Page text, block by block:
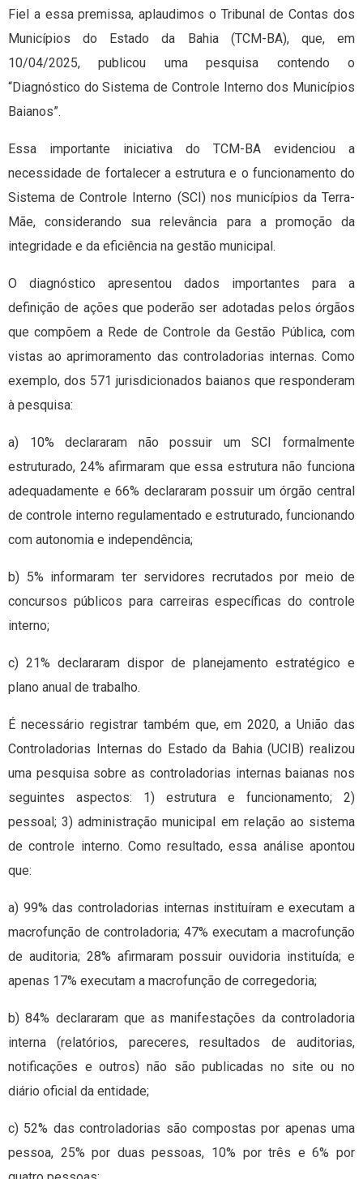
Fiel a essa premissa, aplaudimos o Tribunal de Contas dos
Municípios do Estado da Bahia (TCM-BA), que, em
10/04/2025, publicou uma pesquisa contendo o
“Diagnóstico do Sistema de Controle Interno dos Municípios
Baianos”.
Essa importante iniciativa do TCM-BA evidenciou a
necessidade de fortalecer a estrutura e o funcionamento do
Sistema de Controle Interno (SCI) nos municípios da Terra-
Mãe, considerando sua relevância para a promoção da
integridade e da eficiência na gestão municipal.
O diagnóstico apresentou dados importantes para a
definição de ações que poderão ser adotadas pelos órgãos
que compõem a Rede de Controle da Gestão Pública, com
vistas ao aprimoramento das controladorias internas. Como
exemplo, dos 571 jurisdicionados baianos que responderam
à pesquisa:
a) 10% declararam não possuir um SCI formalmente
estruturado, 24% afirmaram que essa estrutura não funciona
adequadamente e 66% declararam possuir um órgão central
de controle interno regulamentado e estruturado, funcionando
com autonomia e independência;
b) 5% informaram ter servidores recrutados por meio de
concursos públicos para carreiras específicas do controle
interno;
c) 21% declararam dispor de planejamento estratégico e
plano anual de trabalho.
É necessário registrar também que, em 2020, a União das
Controladorias Internas do Estado da Bahia (UCIB) realizou
uma pesquisa sobre as controladorias internas baianas nos
seguintes aspectos: 1) estrutura e funcionamento; 2)
pessoal; 3) administração municipal em relação ao sistema
de controle interno. Como resultado, essa análise apontou
que:
a) 99% das controladorias internas instituíram e executam a
macrofunção de controladoria; 47% executam a macrofunção
de auditoria; 28% afirmaram possuir ouvidoria instituída; e
apenas 17% executam a macrofunção de corregedoria;
b) 84% declararam que as manifestações da controladoria
interna (relatórios, pareceres, resultados de auditorias,
notificações e outros) não são publicadas no site ou no
diário oficial da entidade;
c) 52% das controladorias são compostas por apenas uma
pessoa, 25% por duas pessoas, 10% por três e 6% por